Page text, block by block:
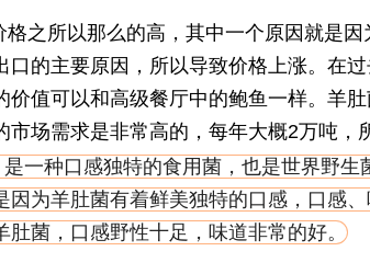
之所以那么的高，其中一个原因就是
的主要原因，所以导致价格上涨。在
值可以和高级餐厅中的鲍鱼一样。羊
场需求是非常高的，每年大概2万吨，
一种口感独特的食用菌，也是世界野生
为羊肚菌有着鲜美独特的口感，口感
菌，口感野性十足，味道非常的好。